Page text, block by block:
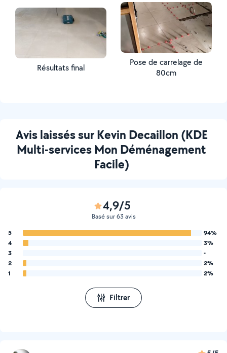
Résultats final
Pose de carrelage de
80cm
Avis laissés sur Kevin Decaillon (KDE
Multi-services Mon Déménagement
Facile)
4,9/5
Basé sur 63 avis
5
94%
4
3%
3
-
2
2%
1
2%
Filtrer